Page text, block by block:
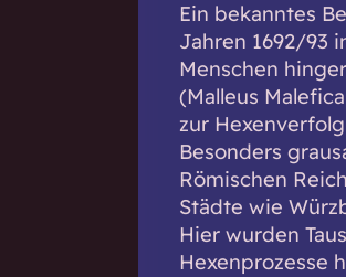
Ein bekanntes
Jahren 1692/93
Menschen
(Malleus
zur
Besonders
Römischen
Städte wie
Hier wurden
Hexenprozesse